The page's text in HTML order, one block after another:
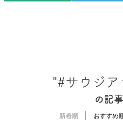
"#サウジア
の記事
新着順 おすすめ